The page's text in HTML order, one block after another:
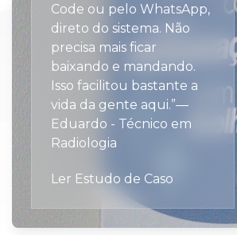
Code ou pelo WhatsApp,
direto do sistema. Não
precisa mais ficar
baixando e mandando.
Isso facilitou bastante a
vida da gente aqui.”—
Eduardo - Técnico em
Radiologia
Ler Estudo de Caso